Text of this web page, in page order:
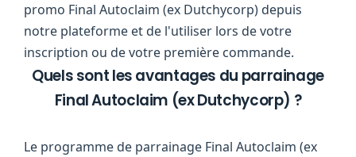
promo Final Autoclaim (ex Dutchycorp) depuis
notre plateforme et de l'utiliser lors de votre
inscription ou de votre première commande.
Quels sont les avantages du parrainage
Final Autoclaim (ex Dutchycorp) ?
Le programme de parrainage Final Autoclaim (ex